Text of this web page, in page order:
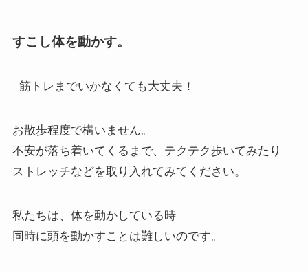
すこし体を動かす。
筋トレまでいかなくても大丈夫！
お散歩程度で構いません。
不安が落ち着いてくるまで、テクテク歩いてみたり
ストレッチなどを取り入れてみてください。
私たちは、体を動かしている時
同時に頭を動かすことは難しいのです。